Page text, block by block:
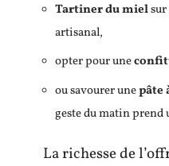
Tartiner du miel
artisanal,
opter pour une
ou savourer unepâte
geste du matin prend
La richesse de